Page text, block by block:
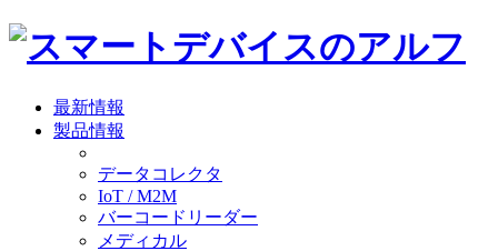
最新情報
製品情報
データコレクタ
IoT / M2M
バーコードリーダー
メディカル